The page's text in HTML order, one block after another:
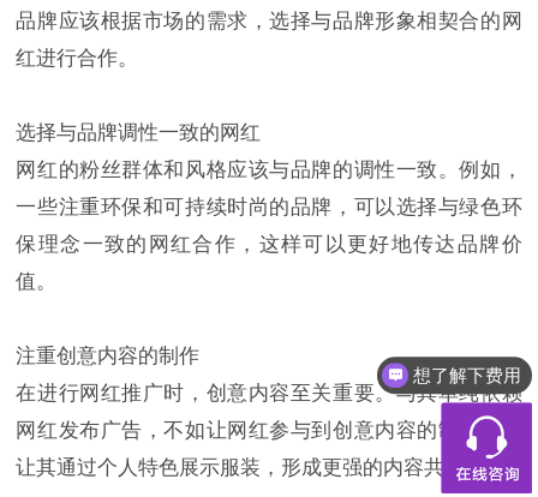
品牌应该根据市场的需求，选择与品牌形象相契合的网
红进行合作。
选择与品牌调性一致的网红
网红的粉丝群体和风格应该与品牌的调性一致。例如，
一些注重环保和可持续时尚的品牌，可以选择与绿色环
保理念一致的网红合作，这样可以更好地传达品牌价
值。
注重创意内容的制作
在进行网红推广时，创意内容至关重要。与其单纯依赖
网红发布广告，不如让网红参与到创意内容的制作中，
让其通过个人特色展示服装，形成更强的内容共鸣。
想了解下费用
都有什么服务